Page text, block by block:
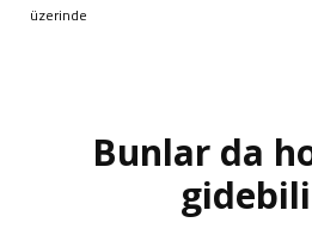
üzerinde
Bunlar da